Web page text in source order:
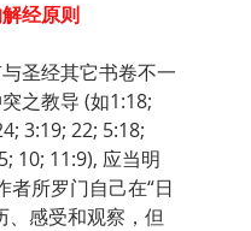
经原则
圣经其它书卷不一
之教导 (如1:18;
3:19; 22; 5:18;
10; 11:9), 应当明
者所罗门自己在“日
、感受和观察，但